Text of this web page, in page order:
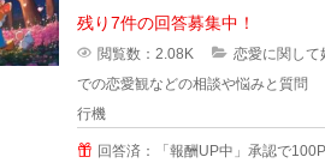
恋人の転勤が決まって遠
残り7件の回答募集中！
閲覧数：2.08K
恋愛に関して
での恋愛観などの相談や悩みと質問
行機
回答済：「報酬UP中」承認で